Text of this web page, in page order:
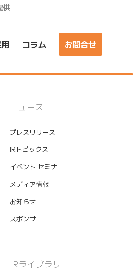
供
コラム お問合せ
ニュース
プレスリリース
IRトピックス
イベント セミナー
メディア情報
お知らせ
スポンサー
IRライブラリ